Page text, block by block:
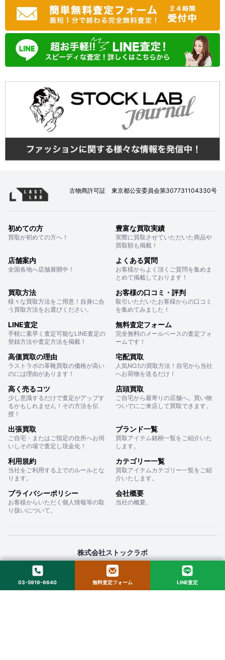
古物商許可証 東京都公安委員会第307731104330号
初めての方
買取が初めての方へ！
豊富な買取実績
実際に買取させていただいた商品や
買取額も掲載！
店舗案内
全国各地へ店舗展開中！
よくある質問
お客様からよく頂くご質問を集めま
とめて掲載しております！
買取方法
様々な買取方法をご用意！自身に合
う買取方法をお選びください。
お客様の口コミ・評判
取引いただいたお客様からの口コミ
を集めてみました！
LINE査定
手軽に素早く査定可能なLINE査定の
登録方法や査定方法を掲載！
無料査定フォーム
完全無料のメールベースの査定フォ
ームです！
高価買取の理由
ラストラボの革靴買取の価格が高い
のには理由があります！
宅配買取
人気NO.1の買取方法！自宅から当社
へお荷物を送るだけ！
高く売るコツ
少し意識するだけで査定がアップす
るかもしれません！その方法を伝
授！
店頭買取
ご自宅から最寄りの店舗へ。買い物
ついでにご来店して買取できます。
出張買取
ご自宅・またはご指定の住所へお伺
いしその場で査定し現金化！
ブランド一覧
買取アイテム銘柄一覧をご紹介いた
します。
利用規約
当社をご利用する上でのルールとな
ります。
カテゴリー一覧
買取アイテムカテゴリー一覧をご紹
介いたします。
プライバシーポリシー
お客様からいただく個人情報等の取
り扱いについて。
会社概要
当社の概要。
株式会社ストックラボ
〒160-0022 東京都新宿区新宿２丁目１２−１６ セントフォービル ２０３
© 2025 StockLab. All Rights Reserved.
03-5919-6640 無料査定フォーム LINE査定